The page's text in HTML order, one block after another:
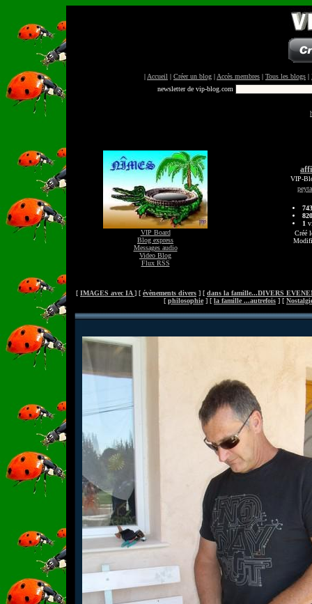
| Accueil | Créer un blog | Accès membres | Tous les blogs |
newsletter de vip-blog.com
VIP Board
Blog express
Messages audio
Video Blog
Flux RSS
VIP-
820
1
Créé
[ IMAGES avec IA] [ évènements divers ] [ dans la famille...DIVERS
[ philosophie ] [ la famille ...autrefois ] [